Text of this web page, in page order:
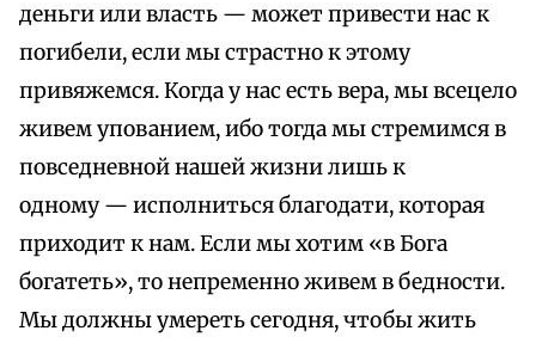
деньги или власть — может привести нас к
погибели, если мы страстно к этому
привяжемся. Когда у нас есть вера, мы всецело
живем упованием, ибо тогда мы стремимся в
повседневной нашей жизни лишь к
одному — исполниться благодати, которая
приходит к нам. Если мы хотим «в Бога
богатеть», то непременно живем в бедности.
Мы должны умереть сегодня, чтобы жить